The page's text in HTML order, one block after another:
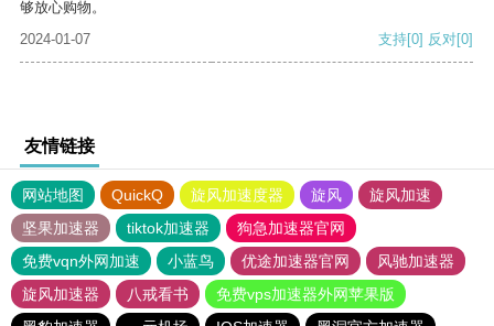
够放心购物。
2024-01-07
支持[0] 反对[0]
友情链接
网站地图 QuickQ 旋风加速度器 旋风
旋风加速
坚果加速器
tiktok加速器
狗急加速器官网
免费vqn外网加速
小蓝鸟 优途加速器官网
风驰加速器
旋风加速器
八戒看书
免费vps加速器外网苹果版